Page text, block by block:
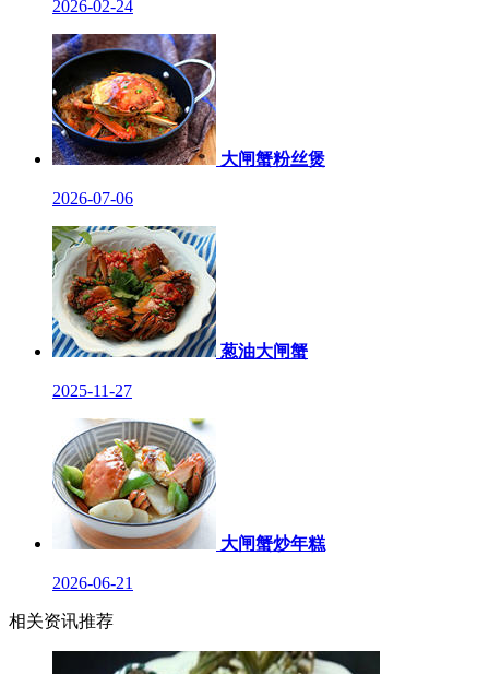
2026-02-24
大闸蟹粉丝煲
2026-07-06
葱油大闸蟹
2025-11-27
大闸蟹炒年糕
2026-06-21
相关资讯推荐